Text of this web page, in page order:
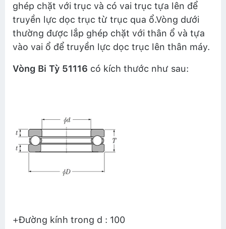
ghép chặt với trục và có vai trục tựa lên để
truyền lực dọc trục từ trục qua ổ.Vòng dưới
thường được lắp ghép chặt với thân ổ và tựa
vào vai ổ để truyền lực dọc trục lên thân máy.
Vòng Bi Tỳ 51116 có kích thước như sau:
+Đường kính trong d : 100